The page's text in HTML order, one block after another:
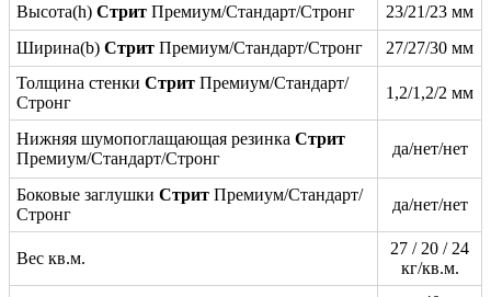
Высота(h) Стрит Премиум/Стандарт/Стронг
23/21/23 мм
Ширина(b) Стрит Премиум/Стандарт/Стронг
27/27/30 мм
Толщина стенки Стрит Премиум/Стандарт/
Стронг
1,2/1,2/2 мм
Нижняя шумопоглащающая резинка Стрит
Премиум/Стандарт/Стронг
да/нет/нет
Боковые заглушки Стрит Премиум/Стандарт/
Стронг
да/нет/нет
Вес кв.м.
27 / 20 / 24
кг/кв.м.